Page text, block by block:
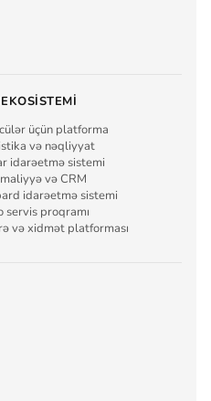
üçün platforma
və nəqliyyat
idarəetmə sistemi
və CRM
idarəetmə sistemi
proqramı
və xidmət platforması